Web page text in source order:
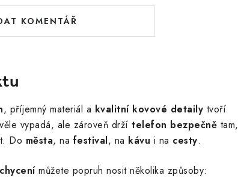
, příjemný materiál a kvalitní kovové detaily tvoří
vypadá, ale zároveň drží telefon bezpečně tam,
Do města, na festival, na kávu i na cesty.
můžete popruh nosit několika způsoby:
KOMENTÁŘ